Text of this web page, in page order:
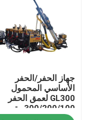
جولة في المعمل
رقابة جودة
أخبار
حالات
جهاز الحفر/الحفر
الأساسي المحمول
GL300 لعمق الحفر
300/200/100 متر